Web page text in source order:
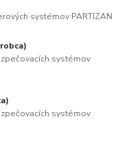
systémov PARTIZAN
systémov
systémov